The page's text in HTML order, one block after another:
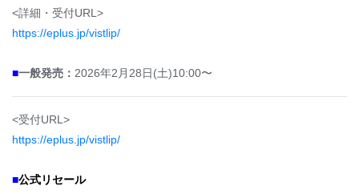
<詳細・受付URL>
https://eplus.jp/vistlip/
■一般発売： 2026年2月28日(土)10:00〜
<受付URL>
https://eplus.jp/vistlip/
■公式リセール